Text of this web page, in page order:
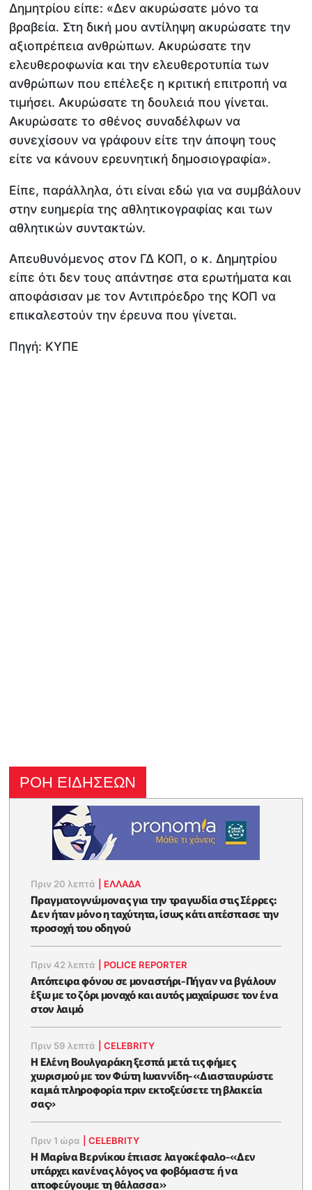
Δημητρίου είπε: «Δεν ακυρώσατε μόνο τα
βραβεία. Στη δική μου αντίληψη ακυρώσατε την
αξιοπρέπεια ανθρώπων. Ακυρώσατε την
ελευθεροφωνία και την ελευθεροτυπία των
ανθρώπων που επέλεξε η κριτική επιτροπή να
τιμήσει. Ακυρώσατε τη δουλειά που γίνεται.
Ακυρώσατε το σθένος συναδέλφων να
συνεχίσουν να γράφουν είτε την άποψη τους
είτε να κάνουν ερευνητική δημοσιογραφία».
Είπε, παράλληλα, ότι είναι εδώ για να συμβάλουν
στην ευημερία της αθλητικογραφίας και των
αθλητικών συντακτών.
Απευθυνόμενος στον ΓΔ ΚΟΠ, ο κ. Δημητρίου
είπε ότι δεν τους απάντησε στα ερωτήματα και
αποφάσισαν με τον Αντιπρόεδρο της ΚΟΠ να
επικαλεστούν την έρευνα που γίνεται.
Πηγή: ΚΥΠΕ
ΡΟΗ ΕΙΔΗΣΕΩΝ
Πριν 20 λεπτά ΕΛΛΑΔΑ
Πραγματογνώμονας για την τραγωδία στις Σέρρες:
Δεν ήταν μόνο η ταχύτητα, ίσως κάτι απέσπασε την
προσοχή του οδηγού
Πριν 42 λεπτά POLICE REPORTER
Απόπειρα φόνου σε μοναστήρι-Πήγαν να βγάλουν
έξω με το ζόρι μοναχό και αυτός μαχαίρωσε τον ένα
στον λαιμό
Πριν 59 λεπτά |CELEBRITY
Η Ελένη Βουλγαράκη ξεσπά μετά τις φήμες
χωρισμού με τον Φώτη Ιωαννίδη-«Διασταυρώστε
καμιά πληροφορία πριν εκτοξεύσετε τη βλακεία
σας»
Πριν 1 ώρα |CELEBRITY
Η Μαρίνα Βερνίκου έπιασε λαγοκέφαλο-«Δεν
υπάρχει κανένας λόγος να φοβόμαστε ή να
αποφεύγουμε τη θάλασσα»